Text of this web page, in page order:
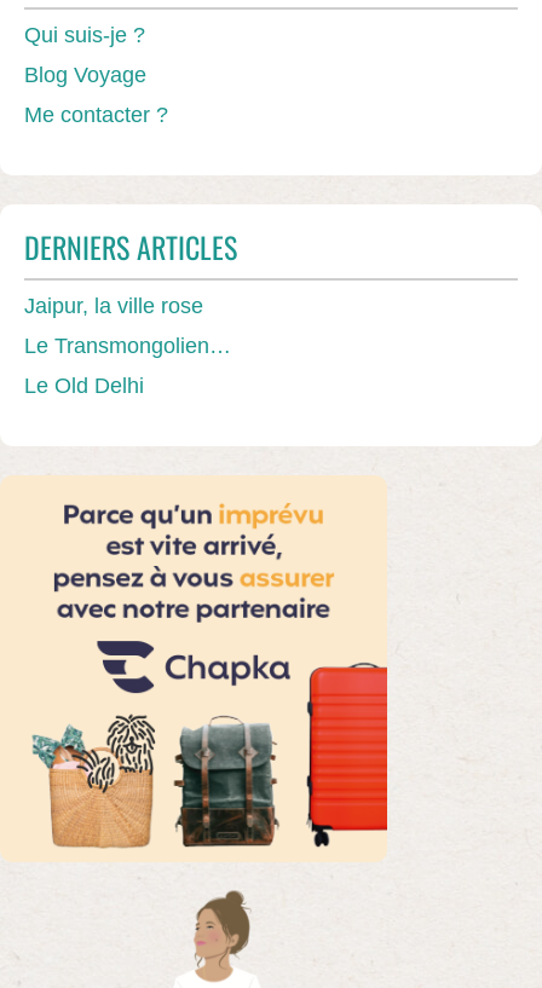
Qui suis-je ?
Blog Voyage
Me contacter ?
DERNIERS ARTICLES
Jaipur, la ville rose
Le Transmongolien…
Le Old Delhi